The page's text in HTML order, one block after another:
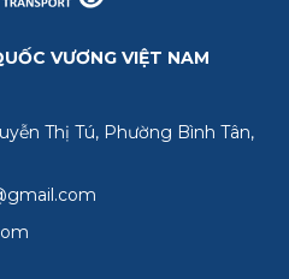
VƯƠNG VIỆT NAM
Thị Tú, Phường Bình Tân,